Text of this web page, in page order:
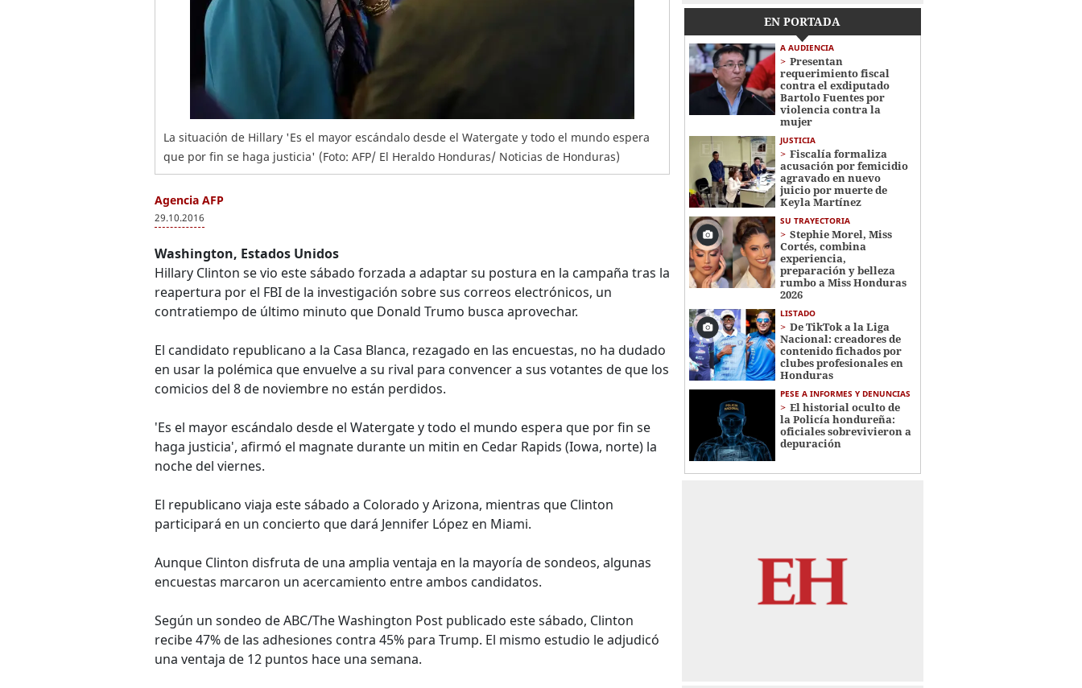
La situación de Hillary 'Es el mayor escándalo desde el Watergate y todo el mundo espera
que por fin se haga justicia' (Foto: AFP/ El Heraldo Honduras/ Noticias de Honduras)
Agencia AFP
29.10.2016
Washington, Estados Unidos
Hillary Clinton se vio este sábado forzada a adaptar su postura en la campaña tras la
reapertura por el FBI de la investigación sobre sus correos electrónicos, un
contratiempo de último minuto que Donald Trumo busca aprovechar.
El candidato republicano a la Casa Blanca, rezagado en las encuestas, no ha dudado
en usar la polémica que envuelve a su rival para convencer a sus votantes de que los
comicios del 8 de noviembre no están perdidos.
'Es el mayor escándalo desde el Watergate y todo el mundo espera que por fin se
haga justicia', afirmó el magnate durante un mitin en Cedar Rapids (Iowa, norte) la
noche del viernes.
El republicano viaja este sábado a Colorado y Arizona, mientras que Clinton
participará en un concierto que dará Jennifer López en Miami.
Aunque Clinton disfruta de una amplia ventaja en la mayoría de sondeos, algunas
encuestas marcaron un acercamiento entre ambos candidatos.
Según un sondeo de ABC/The Washington Post publicado este sábado, Clinton
recibe 47% de las adhesiones contra 45% para Trump. El mismo estudio le adjudicó
una ventaja de 12 puntos hace una semana.
EN PORTADA
A AUDIENCIA
Presentan
requerimiento fiscal
contra el exdiputado
Bartolo Fuentes por
violencia contra la
mujer
JUSTICIA
Fiscalía formaliza
acusación por femicidio
agravado en nuevo
juicio por muerte de
Keyla Martínez
SU TRAYECTORIA
Stephie Morel, Miss
Cortés, combina
experiencia,
preparación y belleza
rumbo a Miss Honduras
2026
LISTADO
De TikTok a la Liga
Nacional: creadores de
contenido fichados por
clubes profesionales en
Honduras
PESE A INFORMES Y DENUNCIAS
El historial oculto de
la Policía hondureña:
oficiales sobrevivieron a
depuración